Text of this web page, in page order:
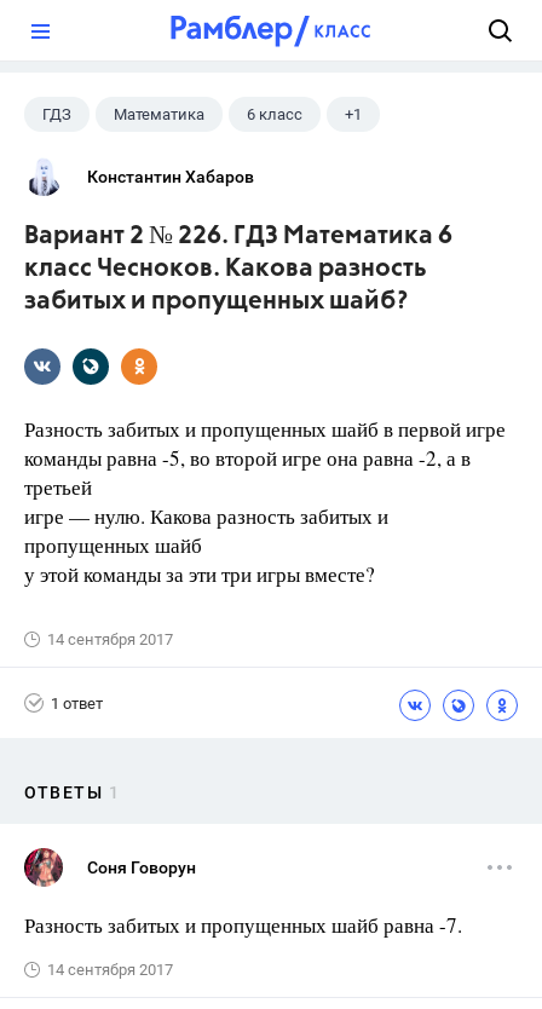
ГДЗ Математика 6 класс +1
Чесноков А.С.
Константин Хабаров
Вариант 2 № 226. ГДЗ Математика 6
класс Чесноков. Какова разность
забитых и пропущенных шайб?
Разность забитых и пропущенных шайб в первой игре
команды равна -5, во второй игре она равна -2, а в
третьей
игре — нулю. Какова разность забитых и
пропущенных шайб
у этой команды за эти три игры вместе?
14 сентября 2017
1 ответ
ОТВЕТЫ 1
Соня Говорун
Разность забитых и пропущенных шайб равна -7.
14 сентября 2017